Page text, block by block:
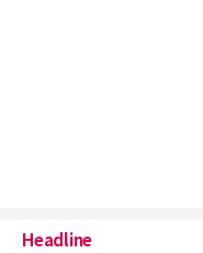
Headline